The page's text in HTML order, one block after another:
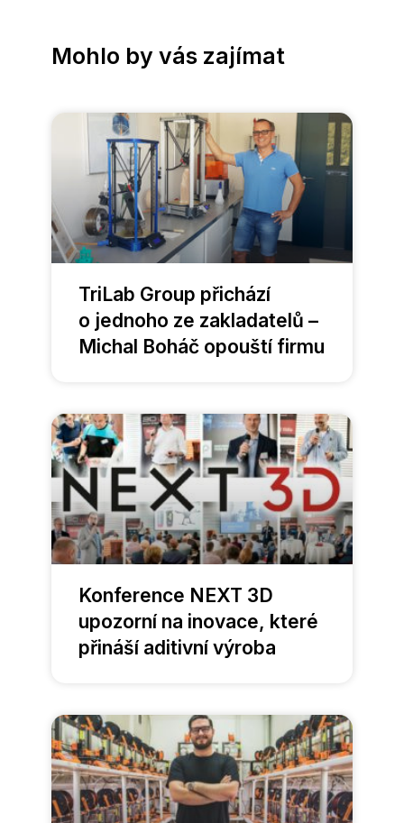
Mohlo by vás zajímat
TriLab Group přichází
o jednoho ze zakladatelů –
Michal Boháč opouští firmu
Konference NEXT 3D
upozorní na inovace, které
přináší aditivní výroba